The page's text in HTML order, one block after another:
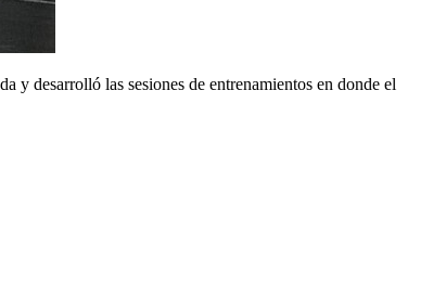
y desarrolló las sesiones de entrenamientos en donde el